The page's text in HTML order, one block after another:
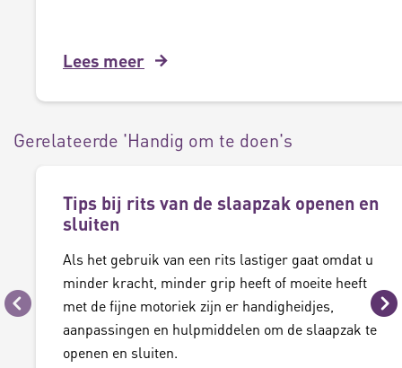
Lees meer
Gerelateerde 'Handig om te doen's
Vorige
Tips bij rits van de slaapzak openen en
sluiten
Als het gebruik van een rits lastiger gaat omdat u
minder kracht, minder grip heeft of moeite heeft
met de fijne motoriek zijn er handigheidjes,
aanpassingen en hulpmiddelen om de slaapzak te
openen en sluiten.